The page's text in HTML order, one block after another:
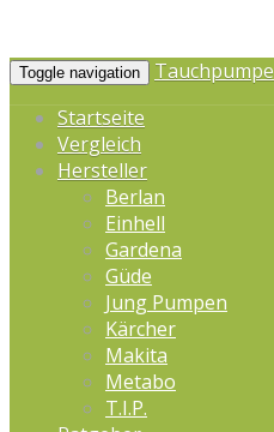
Toggle navigation
Tauchpumpe
Startseite
Vergleich
Hersteller
Berlan
Einhell
Gardena
Güde
Jung Pumpen
Kärcher
Makita
Metabo
T.I.P.